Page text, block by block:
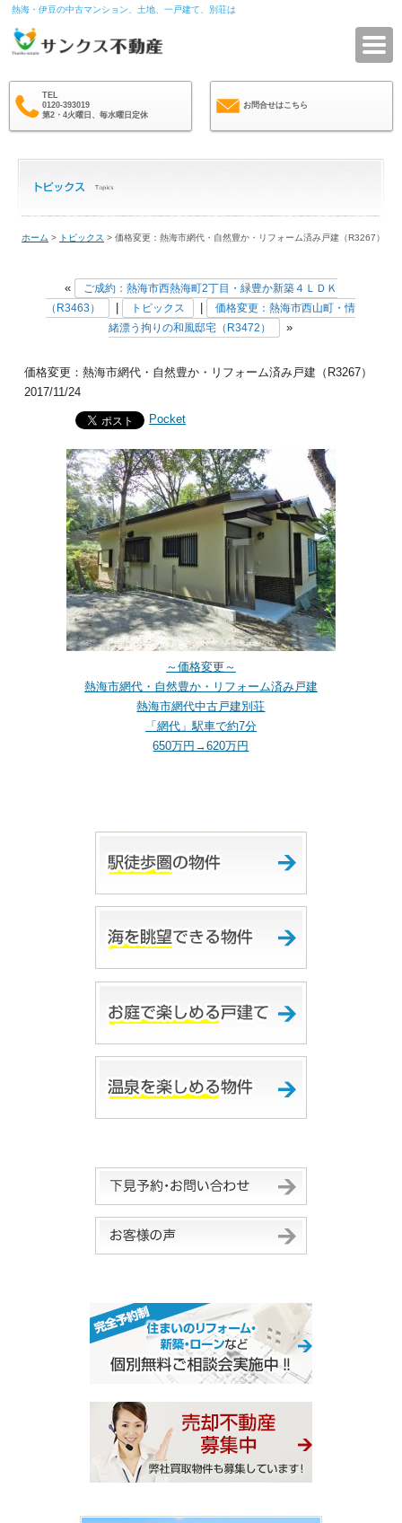
熱海・伊豆の中古マンション、土地、一戸建て、別荘は
TEL
0120-393019
第2・4火曜日、毎水曜日定休
お問合せはこちら
ホーム > トピックス > 価格変更：熱海市網代・自然豊か・リフォーム済み戸建（R3267）
«
ご成約：熱海市西熱海町2丁目・緑豊か新築４ＬＤＫ
（R3463）
トピックス
価格変更：熱海市西山町・情
緒漂う拘りの和風邸宅（R3472）
»
価格変更：熱海市網代・自然豊か・リフォーム済み戸建（R3267）
2017/11/24
Pocket
～価格変更～
熱海市網代・自然豊か・リフォーム済み戸建
熱海市網代中古戸建別荘
「網代」駅車で約7分
650万円→620万円